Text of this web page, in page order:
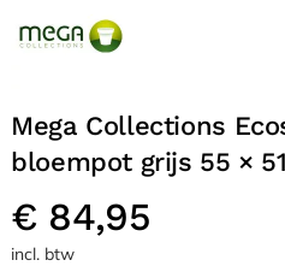
Mega Collections
bloempot grijs 55 ×
€84,95
incl. btw